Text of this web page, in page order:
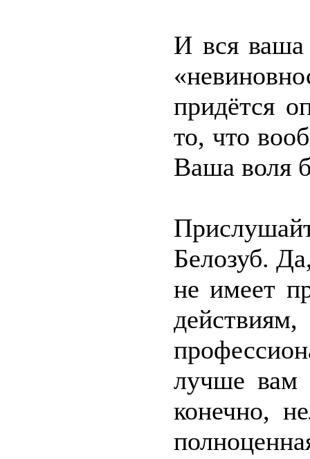
И вся ваша
придётся
то, что
Ваша воля
Белозуб.
не имеет
лучше вам
конечно,